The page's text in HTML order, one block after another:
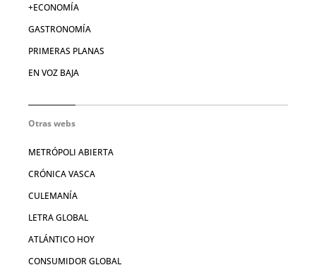
+ECONOMÍA
GASTRONOMÍA
PRIMERAS PLANAS
EN VOZ BAJA
Otras webs
METRÓPOLI ABIERTA
CRÓNICA VASCA
CULEMANÍA
LETRA GLOBAL
ATLÁNTICO HOY
CONSUMIDOR GLOBAL